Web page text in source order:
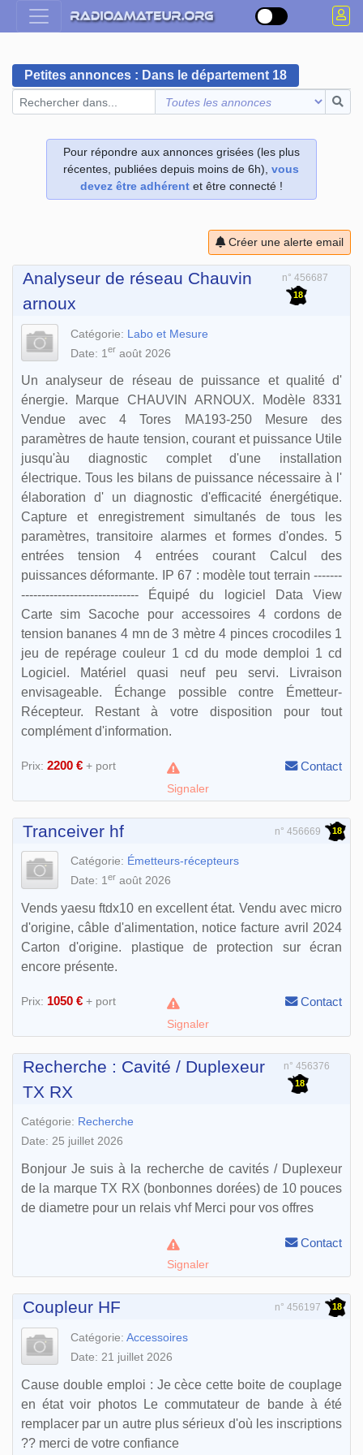
Petites annonces : Dans le département 18
Pour répondre aux annonces grisées (les plus
récentes, publiées depuis moins de 6h),vous
devez être adhérentet être connecté !
Créer une alerte email
Analyseur de réseau Chauvin
arnoux
n° 456687
18
Catégorie: Labo et Mesure
Date: 1 eraoût 2026
Un analyseur de réseau de puissance et qualité d'
énergie. Marque CHAUVIN ARNOUX. Modèle 8331
Vendue avec 4 Tores MA193-250 Mesure des
paramètres de haute tension, courant et puissance Utile
jusqu'àu diagnostic complet d'une installation
électrique. Tous les bilans de puissance nécessaire à l'
élaboration d' un diagnostic d'efficacité énergétique.
Capture et enregistrement simultanés de tous les
paramètres, transitoire alarmes et formes d'ondes. 5
entrées tension 4 entrées courant Calcul des
puissances déformante. IP 67 : modèle tout terrain -------
----------------------------- Équipé du logiciel Data View
Carte sim Sacoche pour accessoires 4 cordons de
tension bananes 4 mn de 3 mètre 4 pinces crocodiles 1
jeu de repérage couleur 1 cd du mode demploi 1 cd
Logiciel. Matériel quasi neuf peu servi. Livraison
envisageable. Échange possible contre Émetteur-
Récepteur. Restant à votre disposition pour tout
complément d'information.
Prix: 2200 € + port
Signaler
Contact
Tranceiver hf n° 456669 18
Catégorie: Émetteurs-récepteurs
Date: 1eraoût 2026
Vends yaesu ftdx10 en excellent état. Vendu avec micro
d'origine, câble d'alimentation, notice facture avril 2024
Carton d'origine. plastique de protection sur écran
encore présente.
Prix: 1050 € + port
Signaler
Contact
Recherche : Cavité / Duplexeur
TX RX
n° 456376
18
Catégorie: Recherche
Date: 25 juillet 2026
Bonjour Je suis à la recherche de cavités / Duplexeur
de la marque TX RX (bonbonnes dorées) de 10 pouces
de diametre pour un relais vhf Merci pour vos offres
Signaler
Contact
Coupleur HF n° 456197 18
Catégorie: Accessoires
Date: 21 juillet 2026
Cause double emploi : Je cèce cette boite de couplage
en état voir photos Le commutateur de bande à été
remplacer par un autre plus sérieux d'où les inscriptions
?? merci de votre confiance